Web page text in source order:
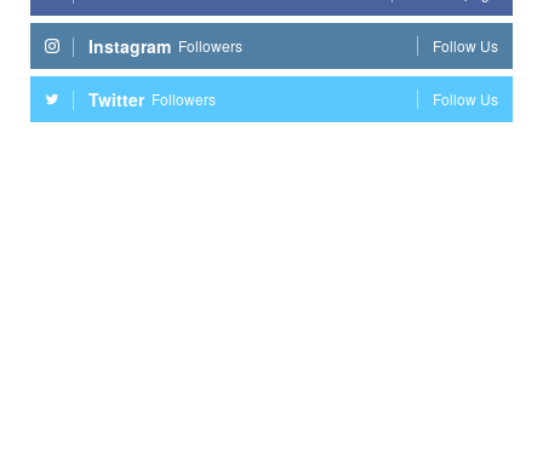
Instagram Followers Follow Us
Twitter Followers Follow Us